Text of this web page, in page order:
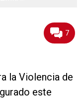
7
la Violencia de
este